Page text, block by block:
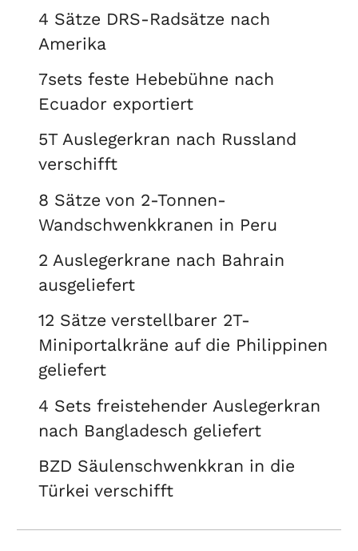
4 Sätze DRS-Radsätze nach
Amerika
7sets feste Hebebühne nach
Ecuador exportiert
5T Auslegerkran nach Russland
verschifft
8 Sätze von 2-Tonnen-
Wandschwenkkranen in Peru
2 Auslegerkrane nach Bahrain
ausgeliefert
12 Sätze verstellbarer 2T-
Miniportalkräne auf die Philippinen
geliefert
4 Sets freistehender Auslegerkran
nach Bangladesch geliefert
BZD Säulenschwenkkran in die
Türkei verschifft